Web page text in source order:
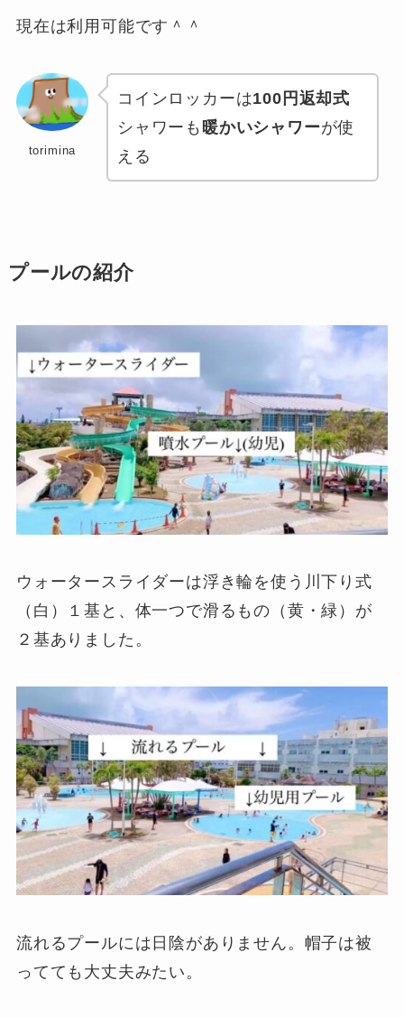
現在は利用可能です＾＾
torimina
コインロッカーは100円返却式
シャワーも 暖かいシャワーが使
える
プールの紹介
ウォータースライダーは浮き輪を使う川下り式
（白）１基と、体一つで滑るもの（黄・緑）が
２基ありました。
流れるプールには日陰がありません。帽子は被
ってても大丈夫みたい。